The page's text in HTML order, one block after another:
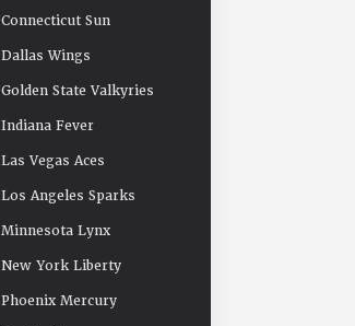
Connecticut Sun
Dallas Wings
Golden State Valkyries
Indiana Fever
Las Vegas Aces
Los Angeles Sparks
Minnesota Lynx
New York Liberty
Phoenix Mercury